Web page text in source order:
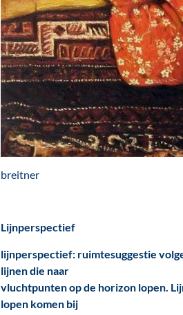
breitner
Lijnperspectief
lijnperspectief: ruimtesuggestie
lijnen die naar
vluchtpunten op de horizon lopen.
lopen komen bij